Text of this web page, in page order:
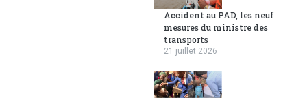
Accident au PAD, les neuf
mesures du ministre des
transports
21 juillet 2026